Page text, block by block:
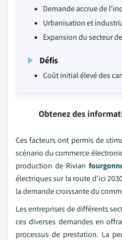
Demande accrue de
Urbanisation et
Expansion du secteur
Défis
Coût initial élevé des
Obtenez des
Ces facteurs ont permis de
scénario du commerce
production de Rivian
électriques sur la route d'ici
la demande croissante du
Les entreprises de différents
ces diverses demandes en
processus de prestation. La